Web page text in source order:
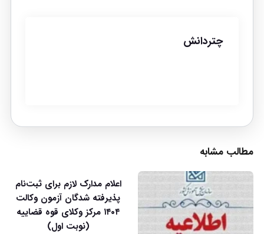
چتردانش
مطالب مشابه
اعلام مدارک لازم برای ثبت‌نام
پذیرفته شدگان آزمون وکالت
۱۴۰۴ مرکز وکلای قوه قضاییه
(نوبت اول)